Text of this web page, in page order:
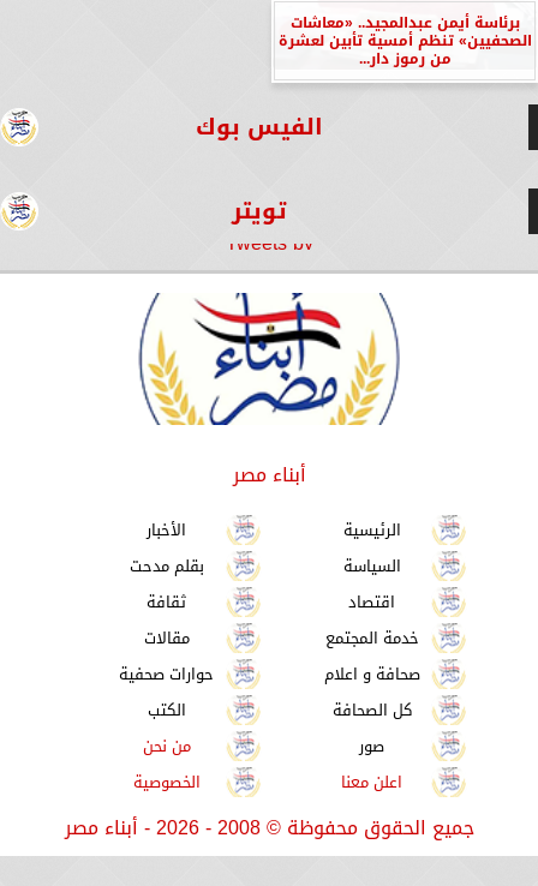
برئاسة أيمن عبدالمجيد.. «معاشات
الصحفيين» تنظم أمسية تأبين لعشرة
من رموز دار...
الفيس بوك
تويتر
Tweets by
أبناء مصر
الرئيسية
الأخبار
السياسة
بقلم مدحت
اقتصاد
ثقافة
خدمة المجتمع
مقالات
صحافة و اعلام
حوارات صحفية
كل الصحافة
الكتب
صور
من نحن
اعلن معنا
الخصوصية
جميع الحقوق محفوظة©2008 - 2026 - أبناء مصر